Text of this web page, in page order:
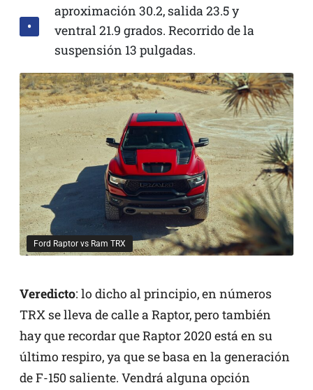
aproximación 30.2, salida 23.5 y
ventral 21.9 grados. Recorrido de la
suspensión 13 pulgadas.
Ford Raptor vs Ram TRX
Veredicto: lo dicho al principio, en números
TRX se lleva de calle a Raptor, pero también
hay que recordar que Raptor 2020 está en su
último respiro, ya que se basa en la generación
de F-150 saliente. Vendrá alguna opción